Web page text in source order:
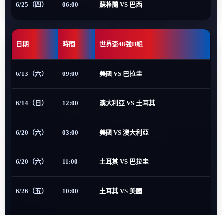
6/25（四） 06:00 蘇格蘭 VS 巴西
日期 時間 世界盃48強D組
6/13（六） 09:00 美國 VS 巴拉圭
6/14（日） 12:00 澳大利亞 VS 土耳其
6/20（六） 03:00 美國 VS 澳大利亞
6/20（六） 11:00 土耳其 VS 巴拉圭
6/26（五） 10:00 土耳其 VS 美國